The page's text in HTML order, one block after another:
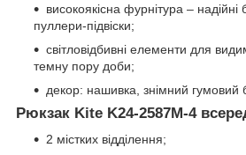
високоякісна фурнітура – надійні
пуллери-підвіски;
світловідбивні елементи для
темну пору доби;
декор: нашивка, знімний гумовий
Рюкзак Kite K24-2587M-4
2 містких відділення;